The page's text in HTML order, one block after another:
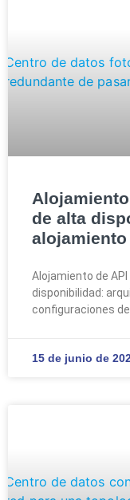
de alta
Alojamiento de
disponibilidad:
configuraciones
15 de junio de